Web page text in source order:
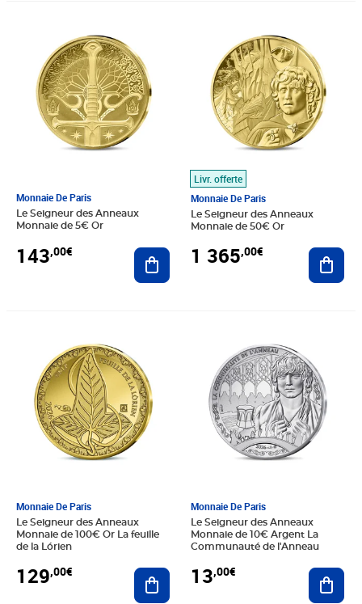
Monnaie De Paris
Le Seigneur des Anneaux
Monnaie de 5€ Or
143,00€ Ajouter au panier
Livr. offerte
Monnaie De Paris
Le Seigneur des Anneaux
Monnaie de 50€ Or
1 365,00€
Monnaie De Paris
Le Seigneur des Anneaux
Monnaie de 100€ Or La feuille
de la Lórien
129,00€ Ajouter au panier
Monnaie De Paris
Le Seigneur des Anneaux
Monnaie de 10€ Argent La
Communauté de l'Anneau
13,00€